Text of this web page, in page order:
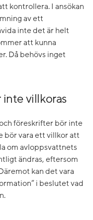
kontrollera. I ansökan
av ett
inte det är helt
att kunna
Då behövs inget
inte villkoras
föreskrifter bör inte
bör vara ett villkor att
om avloppsvattnets
ändras, eftersom
kan det vara
i beslutet vad